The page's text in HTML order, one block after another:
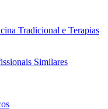
Tradicional e Terapias
Similares